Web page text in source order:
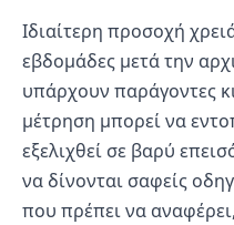
Ιδιαίτερη προσοχή
εβδομάδες μετά την
υπάρχουν παράγοντες
μέτρηση μπορεί να
εξελιχθεί σε βαρύ
να δίνονται σαφείς
που πρέπει να